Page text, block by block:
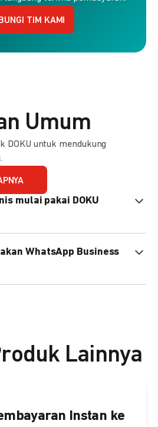
TIM KAMI
Umum
DOKU untuk mendukung
mulai pakai DOKU
Bisa juga pakai nomor
dimiliki sendiri, atau dari
Bisnis terverifikasi juga
WhatsApp Business
Lainnya
Instan ke